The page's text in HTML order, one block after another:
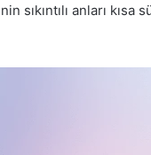
sıkıntılı anları